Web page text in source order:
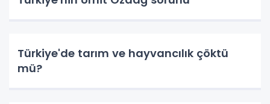
Türkiye'de tarım ve hayvancılık çöktü
mü?